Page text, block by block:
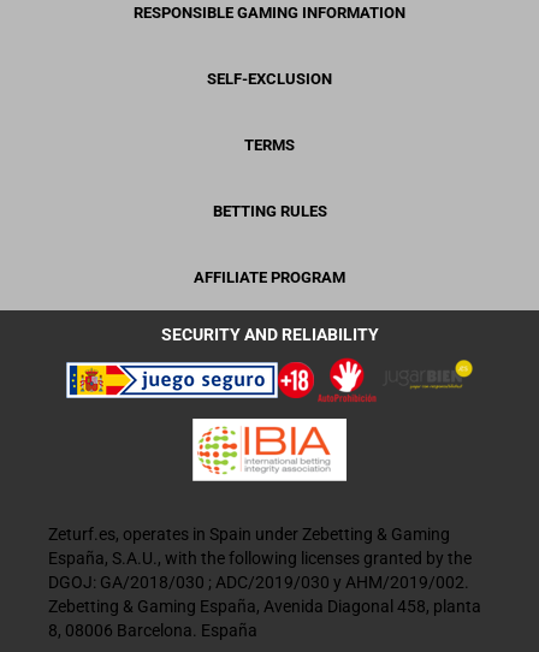
RESPONSIBLE GAMING INFORMATION
SELF-EXCLUSION
TERMS
BETTING RULES
AFFILIATE PROGRAM
SECURITY AND RELIABILITY
Zeturf.es, operates in Spain under Zebetting & Gaming
España, S.A.U., with the following licenses granted by the
DGOJ: GA/2018/030 ; ADC/2019/030 y AHM/2019/002.
Zebetting & Gaming España, Avenida Diagonal 458, planta
8, 08006 Barcelona. España